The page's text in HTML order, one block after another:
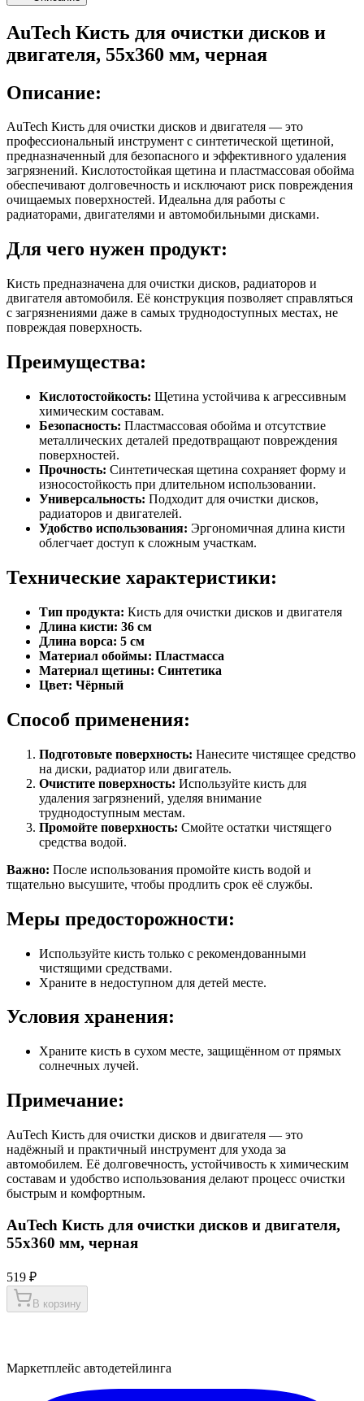
AuTech Кисть для очистки дисков и
двигателя, 55x360 мм, черная
Описание:
AuTech Кисть для очистки дисков и двигателя — это
профессиональный инструмент с синтетической щетиной,
предназначенный для безопасного и эффективного удаления
загрязнений. Кислотостойкая щетина и пластмассовая обойма
обеспечивают долговечность и исключают риск повреждения
очищаемых поверхностей. Идеальна для работы с
радиаторами, двигателями и автомобильными дисками.
Для чего нужен продукт:
Кисть предназначена для очистки дисков, радиаторов и
двигателя автомобиля. Её конструкция позволяет справляться
с загрязнениями даже в самых труднодоступных местах, не
повреждая поверхность.
Преимущества:
Кислотостойкость: Щетина устойчива к агрессивным
химическим составам.
Безопасность: Пластмассовая обойма и отсутствие
металлических деталей предотвращают повреждения
поверхностей.
Прочность: Синтетическая щетина сохраняет форму и
износостойкость при длительном использовании.
Универсальность: Подходит для очистки дисков,
радиаторов и двигателей.
Удобство использования: Эргономичная длина кисти
облегчает доступ к сложным участкам.
Технические характеристики:
Тип продукта: Кисть для очистки дисков и двигателя
Длина кисти: 36 см
Длина ворса: 5 см
Материал обоймы: Пластмасса
Материал щетины: Синтетика
Цвет: Чёрный
Способ применения:
Подготовьте поверхность: Нанесите чистящее средство
на диски, радиатор или двигатель.
Очистите поверхность: Используйте кисть для
удаления загрязнений, уделяя внимание
труднодоступным местам.
Промойте поверхность: Смойте остатки чистящего
средства водой.
Важно: После использования промойте кисть водой и
тщательно высушите, чтобы продлить срок её службы.
Меры предосторожности:
Используйте кисть только с рекомендованными
чистящими средствами.
Храните в недоступном для детей месте.
Условия хранения:
Храните кисть в сухом месте, защищённом от прямых
солнечных лучей.
Примечание:
AuTech Кисть для очистки дисков и двигателя — это
надёжный и практичный инструмент для ухода за
автомобилем. Её долговечность, устойчивость к химическим
составам и удобство использования делают процесс очистки
быстрым и комфортным.
AuTech Кисть для очистки дисков и двигателя,
55x360 мм, черная
519 ₽
В корзину
Маркетплейс автодетейлинга